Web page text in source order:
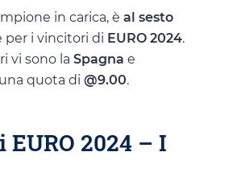
in carica, è al sesto
per i vincitori di EURO 2024.
vi sono la Spagna e
quota di @9.00.
2024 – I